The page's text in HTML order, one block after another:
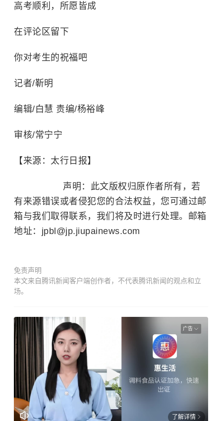
高考顺利，所愿皆成
在评论区留下
你对考生的祝福吧
记者/靳明
编辑/白慧 责编/杨裕峰
审核/常宁宁
【来源：太行日报】
声明：此文版权归原作者所有，若
有来源错误或者侵犯您的合法权益，您可通过邮
箱与我们取得联系，我们将及时进行处理。邮箱
地址：jpbl@jp.jiupainews.com
免责声明
本文来自腾讯新闻客户端创作者，不代表腾讯新闻的观点和立
场。
广告
了解详情